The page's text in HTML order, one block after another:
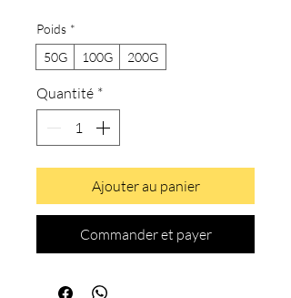
Poids *
50G
100G 200G
Quantité *
Ajouter au panier
Commander et payer